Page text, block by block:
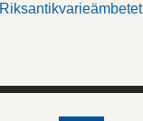
Riksantikvarieämbetet